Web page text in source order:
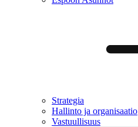
Strategia
Hallinto ja organisaatio
Vastuullisuus